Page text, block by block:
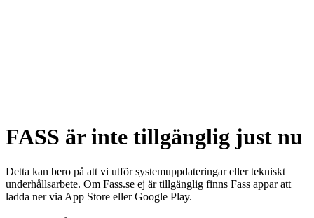
FASS är inte tillgänglig just nu
Detta kan bero på att vi utför systemuppdateringar eller tekniskt
underhållsarbete. Om Fass.se ej är tillgänglig finns Fass appar att
ladda ner via App Store eller Google Play.